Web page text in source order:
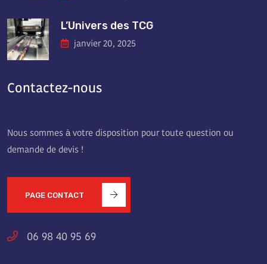
L’Univers des TCG
janvier 20, 2025
Contactez-nous
Nous sommes à votre disposition pour toute question ou
demande de devis !
PAGE CONTACT
06 98 40 95 69